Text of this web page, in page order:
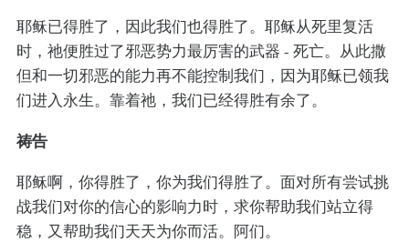
耶稣已得胜了，因此我们也得胜了。耶稣从死里复活
时，祂便胜过了邪恶势力最厉害的武器 - 死亡。从此撒
但和一切邪恶的能力再不能控制我们，因为耶稣已领我
们进入永生。靠着祂，我们已经得胜有余了。
祷告
耶稣啊，你得胜了，你为我们得胜了。面对所有尝试挑
战我们对你的信心的影响力时，求你帮助我们站立得
稳，又帮助我们天天为你而活。阿们。